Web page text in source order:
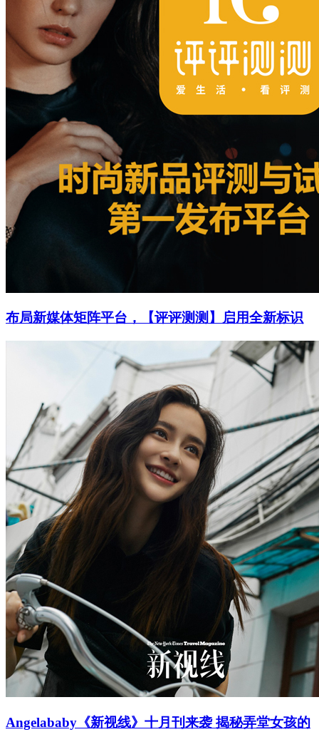
布局新媒体矩阵平台，【评评测测】启用全新标识
Angelababy《新视线》十月刊来袭 揭秘弄堂女孩的